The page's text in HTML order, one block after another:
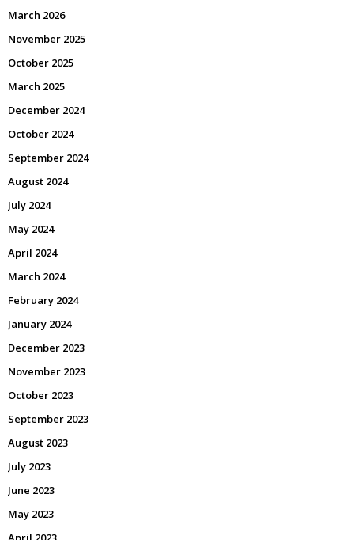
March 2026
November 2025
October 2025
March 2025
December 2024
October 2024
September 2024
August 2024
July 2024
May 2024
April 2024
March 2024
February 2024
January 2024
December 2023
November 2023
October 2023
September 2023
August 2023
July 2023
June 2023
May 2023